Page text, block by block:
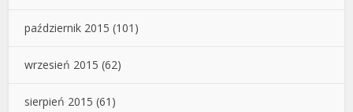
październik 2015 (101)
wrzesień 2015 (62)
sierpień 2015 (61)